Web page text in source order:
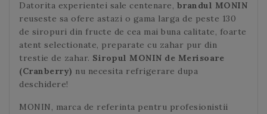
Datorita experientei sale centenare, brandul MONIN
reuseste sa ofere astazi o gama larga de peste 130
de siropuri din fructe de cea mai buna calitate, foarte
atent selectionate, preparate cu zahar pur din
trestie de zahar. Siropul MONIN de Merisoare
(Cranberry) nu necesita refrigerare dupa
deschidere!
MONIN, marca de referinta pentru profesionistii